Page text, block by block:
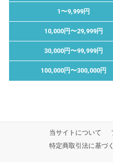
1〜9,999円
10,000円〜29,999円
30,000円〜99,999円
100,000円〜300,000円
当サイトについて
特定商取引法に基づ